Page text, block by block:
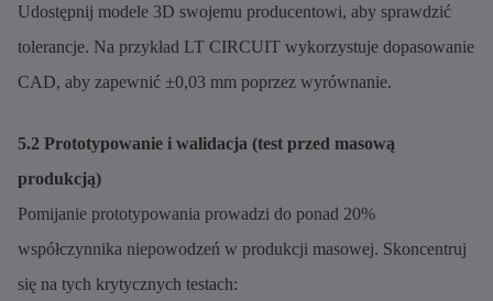
Udostępnij modele 3D swojemu producentowi, aby sprawdzić
tolerancje. Na przykład LT CIRCUIT wykorzystuje dopasowanie
CAD, aby zapewnić ±0,03 mm poprzez wyrównanie.
5.2 Prototypowanie i walidacja (test przed masową
produkcją)
Pomijanie prototypowania prowadzi do ponad 20%
współczynnika niepowodzeń w produkcji masowej. Skoncentruj
się na tych krytycznych testach: